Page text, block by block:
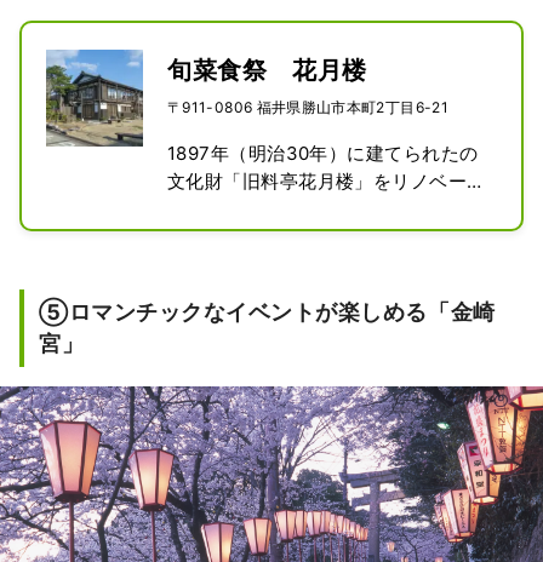
旬菜食祭 花月楼
〒911-0806 福井県勝山市本町2丁目6-21
1897年（明治30年）に建てられたの
文化財「旧料亭花月楼」をリノベーシ
る建物です。
るお食事処。日本の四季を感じるお庭
井」も必見です。
⑤ロマンチックなイベントが楽しめる「金崎
宮」